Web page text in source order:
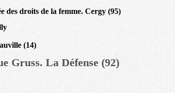
des droits de la femme. Cergy (95)
(14)
Gruss. La Défense (92)